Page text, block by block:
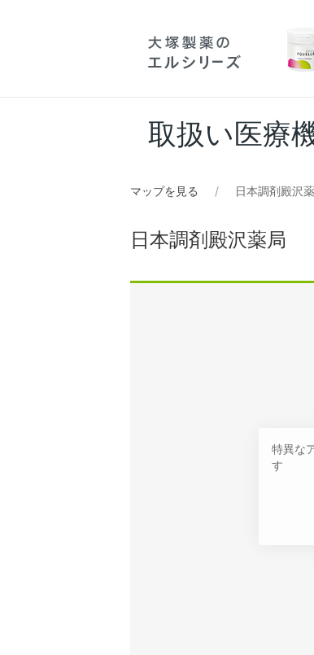
取扱い医療
マップを見る 日本調剤殿沢
日本調剤殿沢薬局
特異な
す